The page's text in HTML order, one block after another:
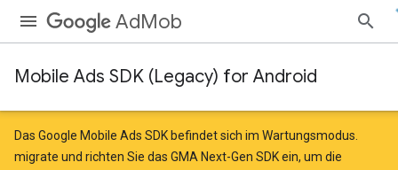
AdMob
Mobile Ads SDK (Legacy) for Android
Das Google Mobile Ads SDK befindet sich im Wartungsmodus.
migrate und richten Sie das GMA Next-Gen SDK ein, um die